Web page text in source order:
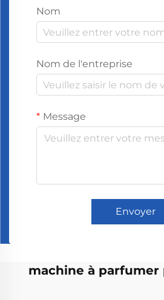
Nom
Nom de l'entreprise
Message
Envoyer
machine à parfumer